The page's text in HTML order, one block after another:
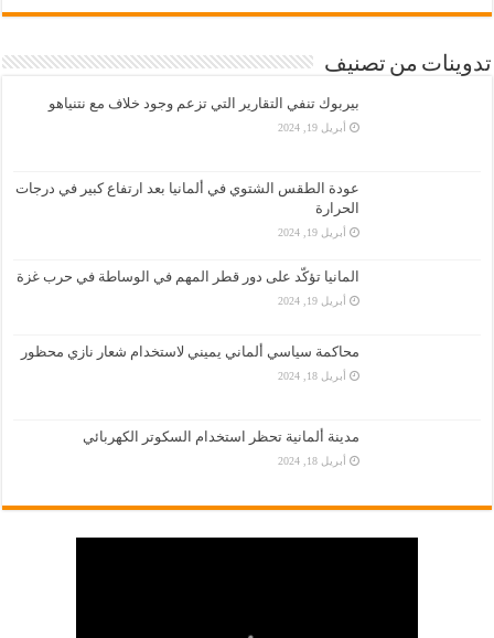
تدوينات من تصنيف
بيربوك تنفي التقارير التي تزعم وجود خلاف مع نتنياهو
أبريل 19, 2024
عودة الطقس الشتوي في ألمانيا بعد ارتفاع كبير في درجات
الحرارة
أبريل 19, 2024
المانيا تؤكّد على دور قطر المهم في الوساطة في حرب غزة
أبريل 19, 2024
محاكمة سياسي ألماني يميني لاستخدام شعار نازي محظور
أبريل 18, 2024
مدينة ألمانية تحظر استخدام السكوتر الكهربائي
أبريل 18, 2024